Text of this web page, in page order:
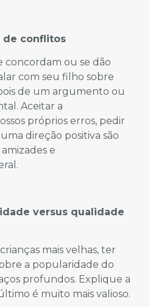
de conflitos
concordam ou se dão
com seu filho sobre
de um argumento ou
Aceitar a
próprios erros, pedir
direção positiva são
e
versus qualidade
mais velhas, ter
a popularidade do
profundos. Explique a
é muito mais valioso.